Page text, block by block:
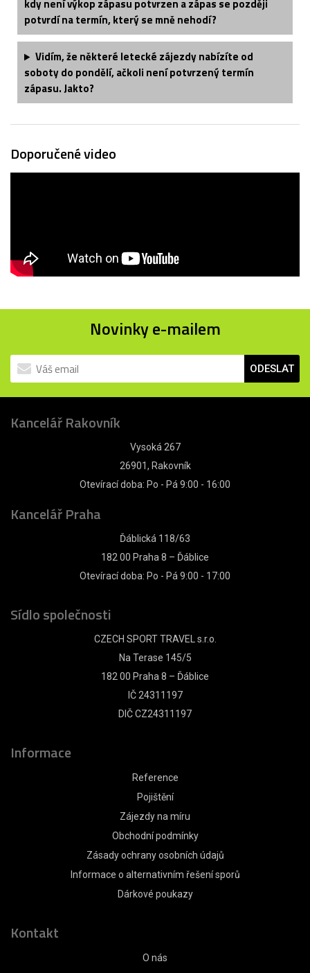
kdy není výkop zápasu potvrzen a zápas se později
potvrdí na termín, který se mně nehodí?
Vidím, že některé letecké zájezdy nabízíte od
soboty do pondělí, ačkoli není potvrzený termín
zápasu. Jakto?
Doporučené video
Novinky e-mailem
ODESLAT
Kancelář Rakovník
Vysoká 267
26901, Rakovník
Otevírací doba: Po - Pá 9:00 - 16:00
Kancelář Praha
Ďáblická 118/63
182 00 Praha 8 – Ďáblice
Otevírací doba: Po - Pá 9:00 - 17:00
Sídlo společnosti
CZECH SPORT TRAVEL s.r.o.
Na Terase 145/5
182 00 Praha 8 – Ďáblice
IČ 24311197
DIČ CZ24311197
Informace
Reference
Pojištění
Zájezdy na míru
Obchodní podmínky
Zásady ochrany osobních údajů
Informace o alternativním řešení sporů
Dárkové poukazy
Kontakt
O nás